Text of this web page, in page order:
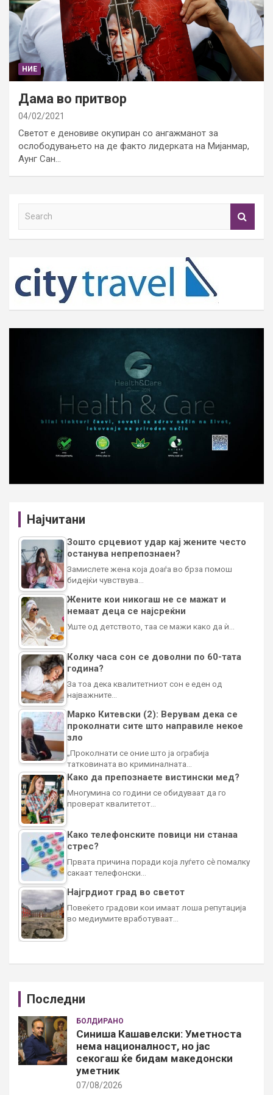
НИЕ
Дама во притвор
04/02/2021
Светот е деновиве окупиран со ангажманот за
ослободувањето на де факто лидерката на Мијанмар,
Аунг Сан…
h
Најчитани
Зошто срцевиот удар кај жените често
останува непрепознаен?
Замислете жена која доаѓа во брза помош
бидејќи чувствува…
Жените кои никогаш не се мажат и
немаат деца се најсреќни
Уште од детството, таа се мажи како да ѝ…
Колку часа сон се доволни по 60-тата
година?
За тоа дека квалитетниот сон е еден од
најважните…
Марко Китевски (2): Верувам дека се
проколнати сите што направиле некое
зло
„Проколнати се оние што ја ограбија
татковината во криминалната…
Како да препознаете вистински мед?
Многумина со години се обидуваат да го
проверат квалитетот…
Како телефонските повици ни станаа
стрес?
Првата причина поради која луѓето сè помалку
сакаат телефонски…
Најгрдиот град во светот
Повеќето градови кои имаат лоша репутација
во медиумите вработуваат…
Последни
БОЛДИРАНО
Синиша Кашавелски: Уметноста
нема националност, но јас
секогаш ќе бидам македонски
уметник
07/08/2026